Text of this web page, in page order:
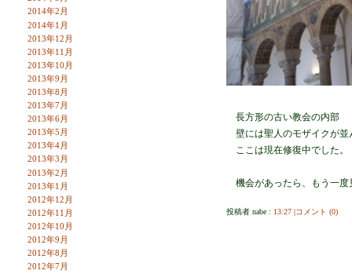
2014年2月
2014年1月
2013年12月
2013年11月
2013年10月
2013年9月
2013年8月
2013年7月
2013年6月
2013年5月
2013年4月
2013年3月
2013年2月
2013年1月
2012年12月
2012年11月
2012年10月
2012年9月
2012年8月
2012年7月
長方形の古い教会の内部
壁には聖人のモザイクが並
ここは現在修復中でした。
機会があったら、もう一度
投稿者 nabe : 13:27 |コメント (0)